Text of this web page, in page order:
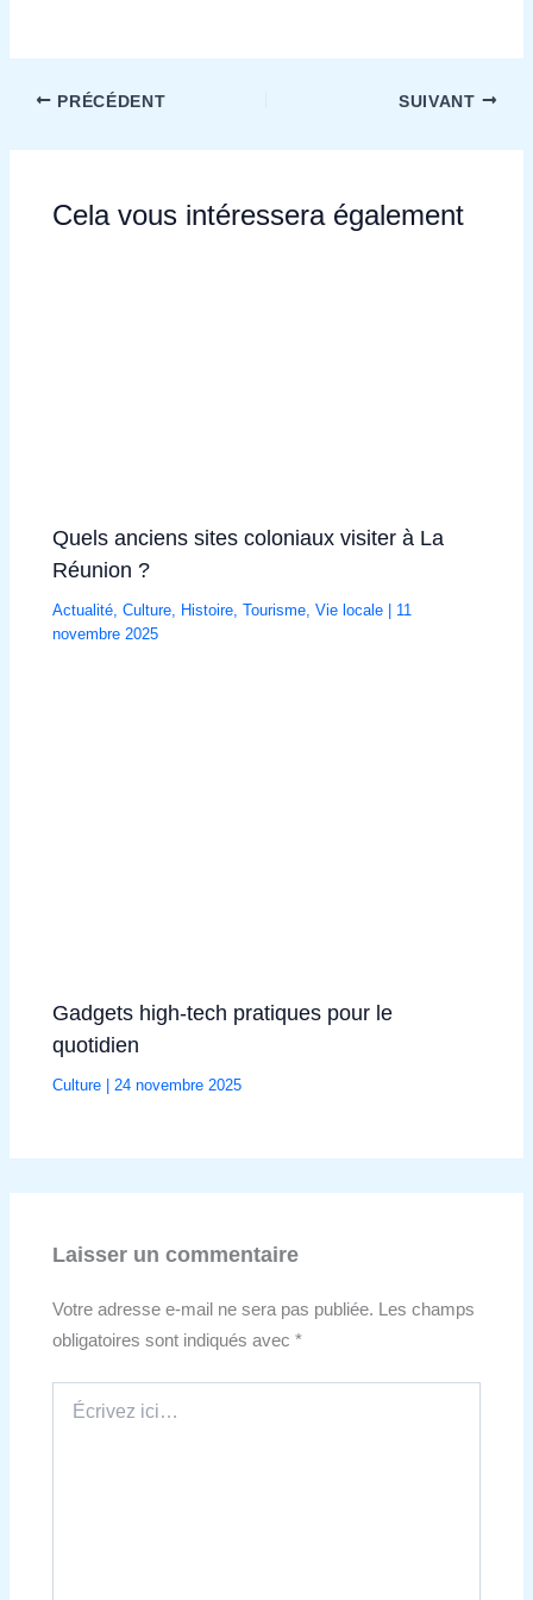
PRÉCÉDENT SUIVANT
Cela vous intéressera également
Quels anciens sites coloniaux visiter à La
Réunion ?
Actualité,Culture, Histoire,Tourisme,Vie locale
11
novembre 2025
Gadgets high-tech pratiques pour le
quotidien
Culture |24 novembre 2025
Laisser un commentaire
Votre adresse e-mail ne sera pas publiée.
Les champs
obligatoires sont indiqués avec*
ici…